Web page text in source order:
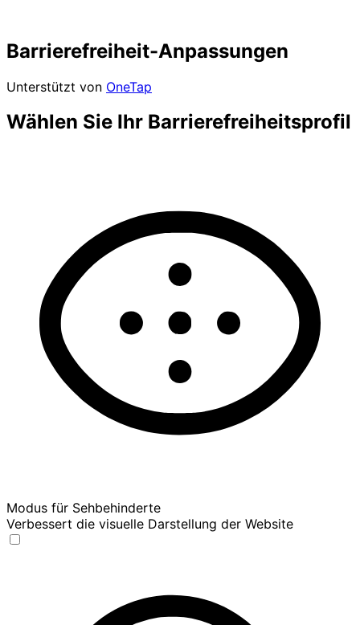
Barrierefreiheit-Anpassungen
Unterstützt von OneTap
Wählen Sie Ihr Barrierefreiheitsprofil
Modus für Sehbehinderte
Verbessert die visuelle Darstellung der Website